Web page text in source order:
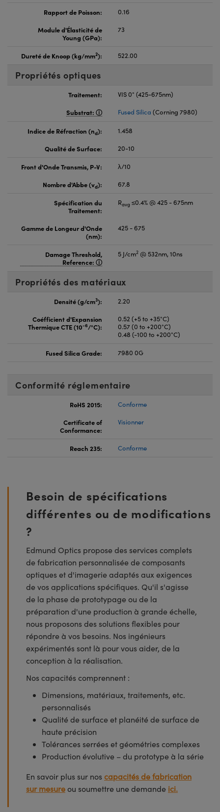
Rapport de Poisson:
0.16
Module d'Élasticité de
Young (GPa):
73
Dureté de Knoop (kg/mm2): 522.00
Propriétés optiques
Traitement:
VIS 0° (425-675nm)
Substrat:
Fused Silica (Corning 7980)
Indice de Réfraction (nd):
1.458
Qualité de Surface:
20-10
Front d'Onde Transmis, P-V:
λ/10
Nombre d'Abbe (vd): 67.8
Spécification du
Traitement:
Ravg ≤0.4% @ 425 - 675nm
Gamme de Longeur d'Onde
(nm):
425 - 675
Damage Threshold,
Reference:
5 J/cm2 @ 532nm, 10ns
Propriétés des matériaux
Densité (g/cm3):
2.20
Coéfficient d'Expansion
Thermique CTE (10-6/°C):
0.52 (+5 to +35°C)
0.57 (0 to +200°C)
0.48 (-100 to +200°C)
Fused Silica Grade: 7980 0G
Conformité réglementaire
RoHS 2015:
Conforme
Certificate of
Conformance:
Visionner
Reach 235: Conforme
Besoin de spécifications
différentes ou de modifications
?
Edmund Optics propose des services complets
de fabrication personnalisée de composants
optiques et d'imagerie adaptés aux exigences
de vos applications spécifiques. Qu'il s'agisse
de la phase de prototypage ou de la
préparation d'une production à grande échelle,
nous proposons des solutions flexibles pour
répondre à vos besoins. Nos ingénieurs
expérimentés sont là pour vous aider, de la
conception à la réalisation.
Nos capacités comprennent :
Dimensions, matériaux, traitements, etc.
personnalisés
Qualité de surface et planéité de surface de
haute précision
Tolérances serrées et géométries complexes
Production évolutive – du prototype à la série
En savoir plus sur nos capacités de fabrication
sur mesure ou soumettre une demande ici.